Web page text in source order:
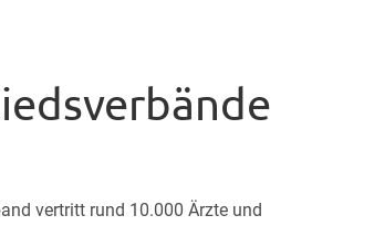
vertritt rund 10.000 Ärzte und